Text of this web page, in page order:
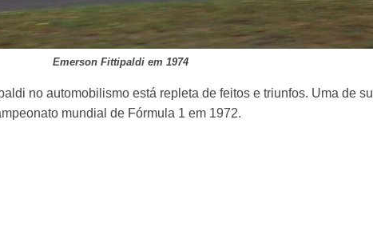
Emerson Fittipaldi em 1974
no automobilismo está repleta de feitos e triunfos. Uma de
mundial de Fórmula 1 em 1972.